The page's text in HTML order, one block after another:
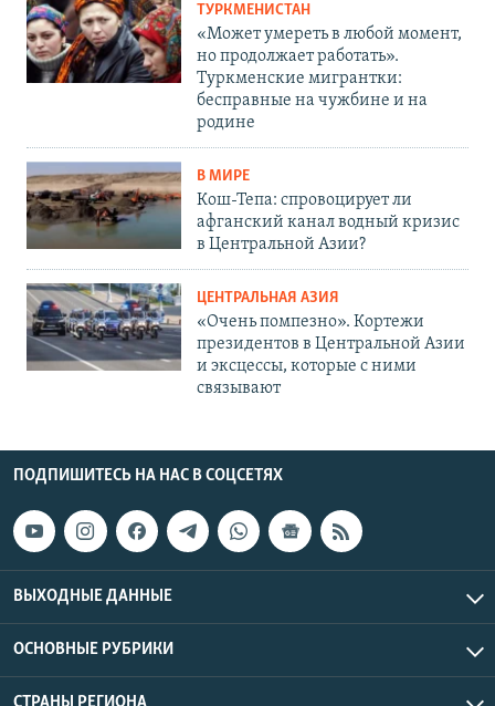
ТУРКМЕНИСТАН
«Может умереть в любой момент,
но продолжает работать».
Туркменские мигрантки:
бесправные на чужбине и на
родине
В МИРЕ
Кош-Тепа: спровоцирует ли
афганский канал водный кризис
в Центральной Азии?
ЦЕНТРАЛЬНАЯ АЗИЯ
«Очень помпезно». Кортежи
президентов в Центральной Азии
и эксцессы, которые с ними
связывают
ПОДПИШИТЕСЬ НА НАС В СОЦСЕТЯХ
ВЫХОДНЫЕ ДАННЫЕ
ОСНОВНЫЕ РУБРИКИ